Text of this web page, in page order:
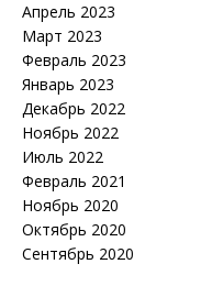
Апрель 2023
Март 2023
Февраль 2023
Январь 2023
Декабрь 2022
Ноябрь 2022
Июль 2022
Февраль 2021
Ноябрь 2020
Октябрь 2020
Сентябрь 2020